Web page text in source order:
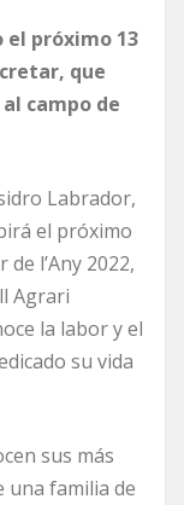
próximo 13
que
campo de
Labrador,
el próximo
l’Any 2022,
Agrari
la labor y el
su vida
sus más
una familia de